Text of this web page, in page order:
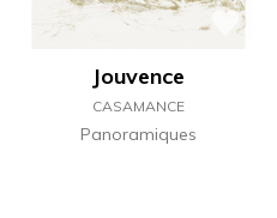
Jouvence
CASAMANCE
Panoramiques